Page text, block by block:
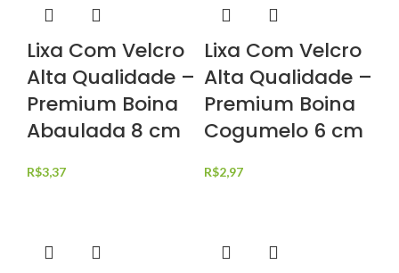
Lixa Com Velcro
Alta Qualidade –
Premium Boina
Abaulada 8 cm
R$3,37
Lixa Com Velcro
Alta Qualidade –
Premium Boina
Cogumelo 6 cm
R$2,97